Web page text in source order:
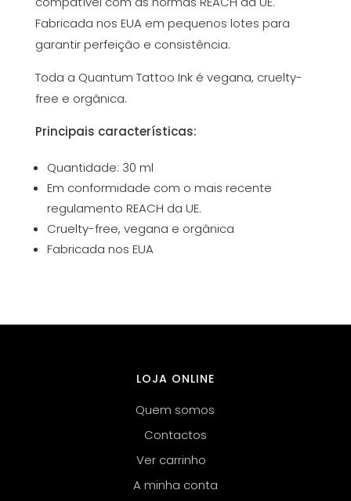
Fabricada nos EUA em pequenos lotes para
garantir perfeição e consistência.
Toda a Quantum Tattoo Ink é vegana, cruelty-
free e orgânica.
Principais características:
Quantidade: 30 ml
Em conformidade com o mais recente
regulamento REACH da UE.
Cruelty-free, vegana e orgânica
Fabricada nos EUA
LOJA ONLINE
Quem somos
Contactos
Ver carrinho
A minha conta